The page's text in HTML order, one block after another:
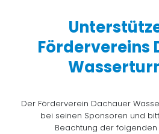
Fördervereins
Der Förderverein Dachauer
bei seinen Sponsoren und
Beachtung der folgenden